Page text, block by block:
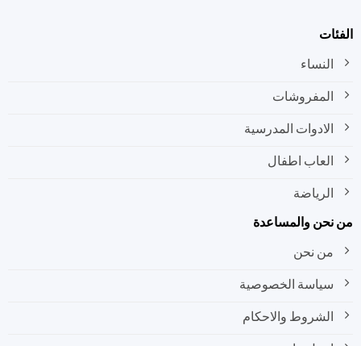
الفئات
النساء
المفروشات
الادوات المدرسية
العاب اطفال
الرياضة
من نحن والمساعدة
من نحن
سياسة الخصوصية
الشروط والاحكام